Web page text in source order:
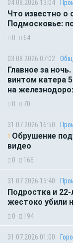
04.08.2026 13:04
Что известно о
Подмосковье:
0 64
03.08.2026 07:02
Главное за
винтом катера
на
0 70
31.07.2026 16:50
Обрушение
видео
0 166
31.07.2026 15:40
Подростка и
жестоко убили
0 194
31.07.2026 01:00